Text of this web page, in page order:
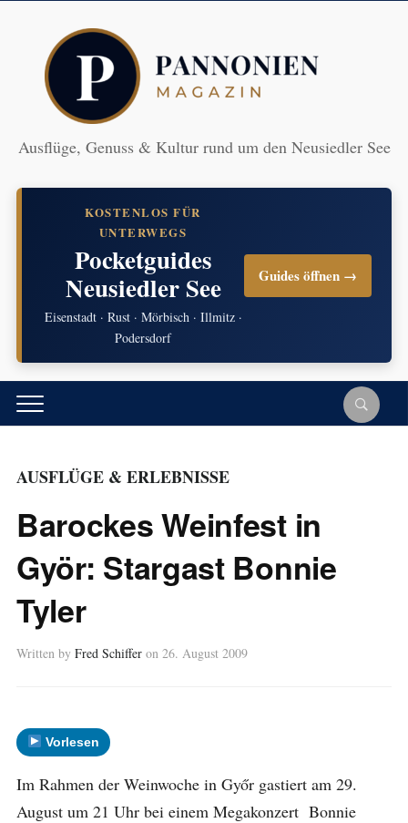
Ausflüge, Genuss & Kultur rund um den Neusiedler See
KOSTENLOS FÜR
UNTERWEGS
Pocketguides
Neusiedler See
Eisenstadt · Rust · Mörbisch · Illmitz ·
Podersdorf
Guides öffnen →
AUSFLÜGE & ERLEBNISSE
Barockes Weinfest in
Györ: Stargast Bonnie
Tyler
Written by Fred Schiffer on 26. August 2009
Vorlesen
Im Rahmen der Weinwoche in Győr gastiert am 29.
August um 21 Uhr bei einem Megakonzert Bonnie